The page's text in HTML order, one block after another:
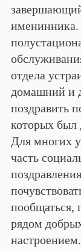
именинника.
отдела
домашний и
поздравить
которых был
Для многих
часть
пообщаться,
рядом